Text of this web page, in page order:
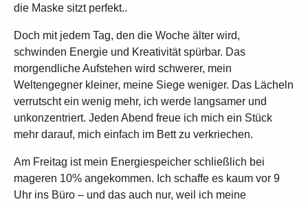
die Maske sitzt perfekt..
Doch mit jedem Tag, den die Woche älter wird,
schwinden Energie und Kreativität spürbar. Das
morgendliche Aufstehen wird schwerer, mein
Weltengegner kleiner, meine Siege weniger. Das Lächeln
verrutscht ein wenig mehr, ich werde langsamer und
unkonzentriert. Jeden Abend freue ich mich ein Stück
mehr darauf, mich einfach im Bett zu verkriechen.
Am Freitag ist mein Energiespeicher schließlich bei
mageren 10% angekommen. Ich schaffe es kaum vor 9
Uhr ins Büro – und das auch nur, weil ich meine